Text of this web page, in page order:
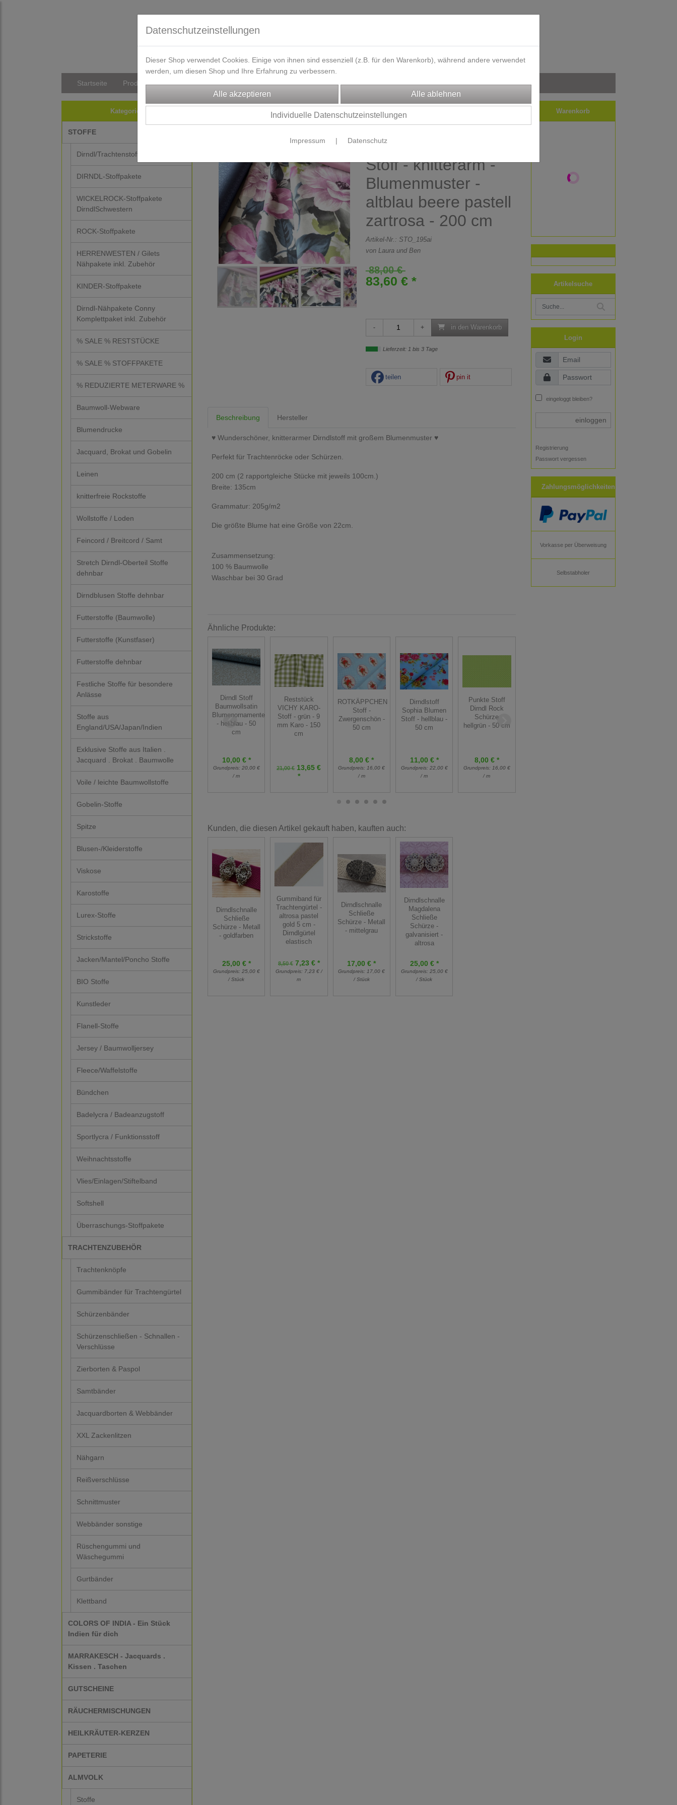
Startseite Produkte Versandkosten/Lieferzeit Kontakt / Öffnungszeiten Gutscheine Designbeispiele Impressum
Kategorien
STOFFE
Dirndl/Trachtenstoffe
DIRNDL-Stoffpakete
WICKELROCK-Stoffpakete
DirndlSchwestern
ROCK-Stoffpakete
HERRENWESTEN / Gilets
Nähpakete inkl. Zubehör
KINDER-Stoffpakete
Dirndl-Nähpakete Conny
Komplettpaket inkl. Zubehör
% SALE % RESTSTÜCKE
% SALE % STOFFPAKETE
% REDUZIERTE METERWARE %
Baumwoll-Webware
Blumendrucke
Jacquard, Brokat und Gobelin
Leinen
knitterfreie Rockstoffe
Wollstoffe / Loden
Feincord / Breitcord / Samt
Stretch Dirndl-Oberteil Stoffe
dehnbar
Dirndblusen Stoffe dehnbar
Futterstoffe (Baumwolle)
Futterstoffe (Kunstfaser)
Futterstoffe dehnbar
Festliche Stoffe für besondere
Anlässe
Stoffe aus
England/USA/Japan/Indien
Exklusive Stoffe aus Italien .
Jacquard . Brokat . Baumwolle
Voile / leichte Baumwollstoffe
Gobelin-Stoffe
Spitze
Blusen-/Kleiderstoffe
Viskose
Karostoffe
Lurex-Stoffe
Strickstoffe
Jacken/Mantel/Poncho Stoffe
BIO Stoffe
Kunstleder
Flanell-Stoffe
Jersey / Baumwolljersey
Fleece/Waffelstoffe
Bündchen
Badelycra / Badeanzugstoff
Sportlycra / Funktionsstoff
Weihnachtsstoffe
Vlies/Einlagen/Stiftelband
Softshell
Überraschungs-Stoffpakete
TRACHTENZUBEHÖR
Trachtenknöpfe
Gummibänder für Trachtengürtel
Schürzenbänder
Schürzenschließen - Schnallen -
Verschlüsse
Zierborten & Paspol
Samtbänder
Jacquardborten & Webbänder
XXL Zackenlitzen
Nähgarn
Reißverschlüsse
Schnittmuster
Webbänder sonstige
Rüschengummi und
Wäschegummi
Gurtbänder
Klettband
COLORS OF INDIA - Ein Stück
Indien für dich
MARRAKESCH - Jacquards .
Kissen . Taschen
GUTSCHEINE
RÄUCHERMISCHUNGEN
HEILKRÄUTER-KERZEN
PAPETERIE
ALMVOLK
Stoffe
STOFFE knitterfreie Rockstoffe
Trachten Dirndl
Stoff - knitterarm -
Blumenmuster -
altblau beere pastell
zartrosa - 200 cm
Artikel-Nr.: STO_195ai
von Laura und Ben
88,00 €
83,60 € *
in den Warenkorb
Lieferzeit: 1 bis 3 Tage
teilen pin it
Beschreibung Hersteller
♥ Wunderschöner, knitterarmer Dirndlstoff mit großem Blumenmuster ♥
Perfekt für Trachtenröcke oder Schürzen.
200 cm (2 rapportgleiche Stücke mit jeweils 100cm.)
Breite: 135cm
Grammatur: 205g/m2
Die größte Blume hat eine Größe von 22cm.
Zusammensetzung:
100 % Baumwolle
Waschbar bei 30 Grad
Ähnliche Produkte:
Dirndl Stoff
Baumwollsatin
Blumenornamente
- hellblau - 50
cm
10,00 € *
Grundpreis: 20,00 €
/ m
Reststück
VICHY KARO-
Stoff - grün - 9
mm Karo - 150
cm
21,00 €13,65 €
*
ROTKÄPPCHEN
Stoff -
Zwergenschön -
50 cm
8,00 € *
Grundpreis: 16,00 €
/ m
Dirndlstoff
Sophia Blumen
Stoff - hellblau -
50 cm
11,00 € *
Grundpreis: 22,00 €
/ m
Punkte Stoff
Dirndl Rock
Schürze
hellgrün - 50 cm
8,00 € *
Grundpreis: 16,00 €
/ m
Kunden, die diesen Artikel gekauft haben, kauften auch:
Dirndlschnalle
Schließe
Schürze - Metall
- goldfarben
25,00 € *
Grundpreis: 25,00 €
/ Stück
Gummiband für
Trachtengürtel -
altrosa pastel
gold 5 cm -
Dirndlgürtel
elastisch
8,50 €7,23 € *
Grundpreis: 7,23 € /
m
Dirndlschnalle
Schließe
Schürze - Metall
- mittelgrau
17,00 € *
Grundpreis:17,00 €
/ Stück
Dirndlschnalle
Magdalena
Schließe
Schürze -
galvanisiert -
altrosa
25,00 € *
Grundpreis: 25,00 €
/ Stück
Warenkorb
Artikelsuche
Login
eingeloggt bleiben?
einloggen
Registrierung
Passwort vergessen
Zahlungsmöglichkeiten
Vorkasse per Überweisung
Selbstabholer
Datenschutzeinstellungen
Dieser Shop verwendet Cookies. Einige von ihnen sind essenziell (z.B. für den Warenkorb), während andere verwendet
werden, um diesen Shop und Ihre Erfahrung zu verbessern.
Individuelle Datenschutzeinstellungen
Impressum | Datenschutz